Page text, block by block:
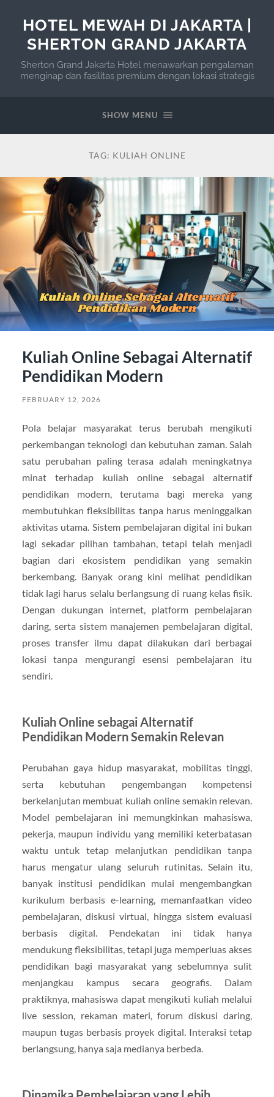
HOTEL MEWAH DI JAKARTA |
SHERTON GRAND JAKARTA
Sherton Grand Jakarta Hotel menawarkan pengalaman
menginap dan fasilitas premium dengan lokasi strategis
SHOW MENU
TAG: KULIAH ONLINE
Kuliah Online Sebagai Alternatif
Pendidikan Modern
FEBRUARY 12, 2026
Pola belajar masyarakat terus berubah mengikuti
perkembangan teknologi dan kebutuhan zaman. Salah
satu perubahan paling terasa adalah meningkatnya
minat terhadap kuliah online sebagai alternatif
pendidikan modern, terutama bagi mereka yang
membutuhkan fleksibilitas tanpa harus meninggalkan
aktivitas utama. Sistem pembelajaran digital ini bukan
lagi sekadar pilihan tambahan, tetapi telah menjadi
bagian dari ekosistem pendidikan yang semakin
berkembang. Banyak orang kini melihat pendidikan
tidak lagi harus selalu berlangsung di ruang kelas fisik.
Dengan dukungan internet, platform pembelajaran
daring, serta sistem manajemen pembelajaran digital,
proses transfer ilmu dapat dilakukan dari berbagai
lokasi tanpa mengurangi esensi pembelajaran itu
sendiri.
Kuliah Online sebagai Alternatif
Pendidikan Modern Semakin Relevan
Perubahan gaya hidup masyarakat, mobilitas tinggi,
serta kebutuhan pengembangan kompetensi
berkelanjutan membuat kuliah online semakin relevan.
Model pembelajaran ini memungkinkan mahasiswa,
pekerja, maupun individu yang memiliki keterbatasan
waktu untuk tetap melanjutkan pendidikan tanpa
harus mengatur ulang seluruh rutinitas. Selain itu,
banyak institusi pendidikan mulai mengembangkan
kurikulum berbasis e-learning, memanfaatkan video
pembelajaran, diskusi virtual, hingga sistem evaluasi
berbasis digital. Pendekatan ini tidak hanya
mendukung fleksibilitas, tetapi juga memperluas akses
pendidikan bagi masyarakat yang sebelumnya sulit
menjangkau kampus secara geografis. Dalam
praktiknya, mahasiswa dapat mengikuti kuliah melalui
live session, rekaman materi, forum diskusi daring,
maupun tugas berbasis proyek digital. Interaksi tetap
berlangsung, hanya saja medianya berbeda.